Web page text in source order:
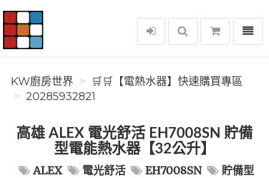
KW廚房世界
選單
KW廚房世界
🛒🛒【電熱水器】快速購買專區
20285932821
高雄 ALEX 電光舒活 EH7008SN 貯備
型電能熱水器【32公升】
ALEX 電光舒活 EH7008SN
貯備型